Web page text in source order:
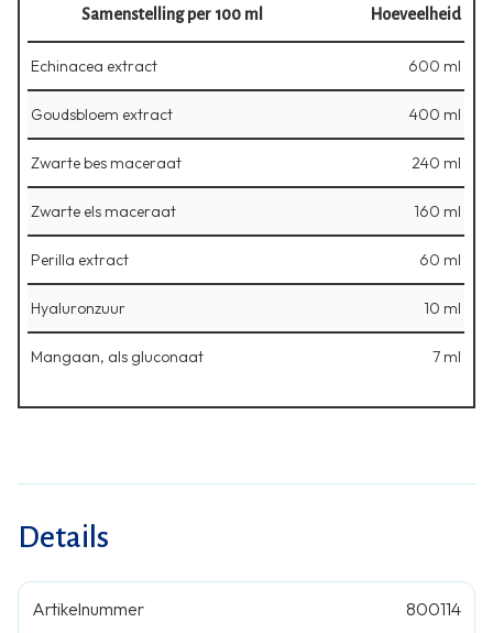
Details
Artikelnummer 800114
Samenstelling per 100 ml Hoeveelheid
Echinacea extract 600 ml
Goudsbloem extract 400 ml
Zwarte bes maceraat 240 ml
Zwarte els maceraat 160 ml
Perilla extract 60 ml
Hyaluronzuur 10 ml
Mangaan, als gluconaat 7 ml